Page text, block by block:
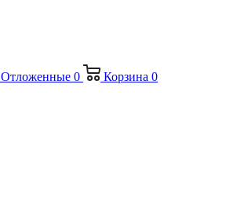
Отложенные 0 Корзина 0